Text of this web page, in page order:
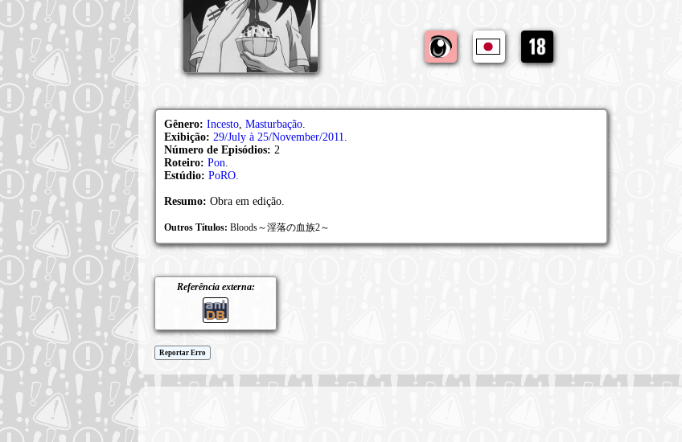
Gênero: Incesto, Masturbação.
Exibição: 29/July à 25/November/2011.
Número de Episódios: 2
Roteiro: Pon.
Estúdio: PoRO.
Resumo: Obra em edição.
Outros Títulos: Bloods～淫落の血族2～
Referência externa:
Reportar Erro